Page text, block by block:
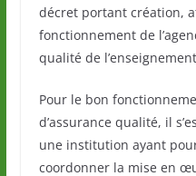
décret portant création,
fonctionnement de
qualité de
Pour le bon
d’assurance qualité, il
une institution ayant
coordonner la mise en